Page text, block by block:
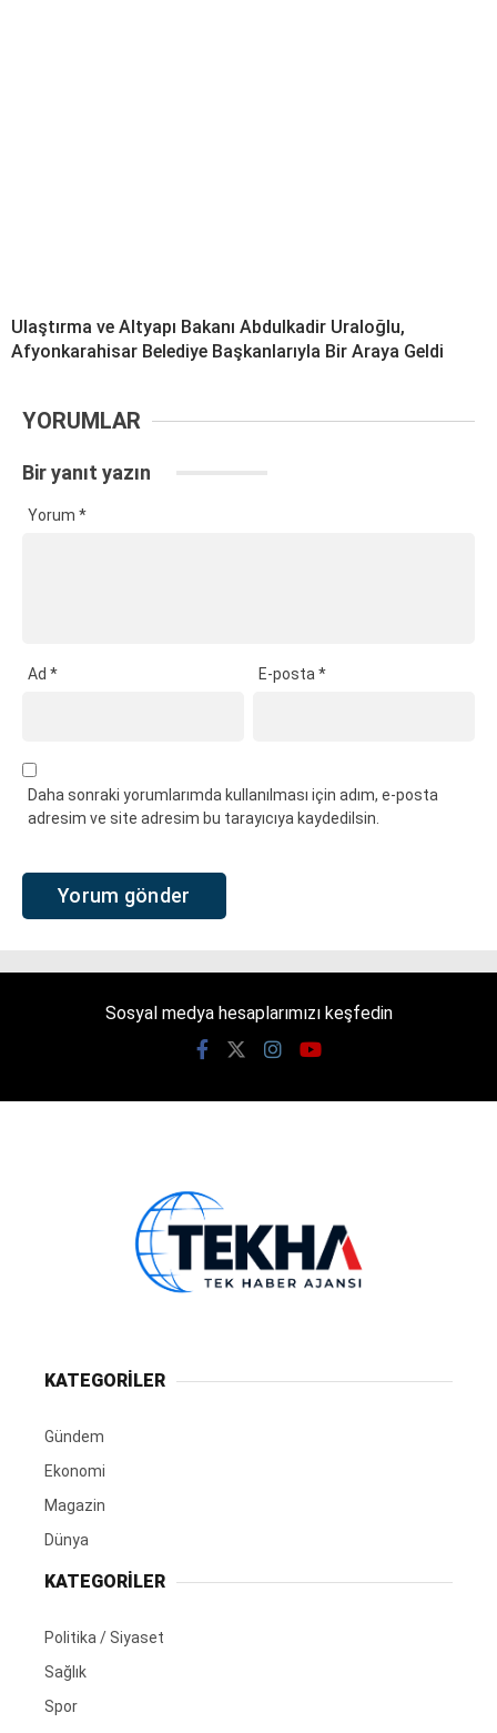
Ulaştırma ve Altyapı Bakanı Abdulkadir Uraloğlu,
Afyonkarahisar Belediye Başkanlarıyla Bir Araya Geldi
YORUMLAR
Bir yanıt yazın
Yorum *
Ad * E-posta*
Daha sonraki yorumlarımda kullanılması için adım, e-posta
adresim ve site adresim bu tarayıcıya kaydedilsin.
Sosyal medya hesaplarımızı keşfedin
KATEGORİLER
Gündem
Ekonomi
Magazin
Dünya
KATEGORİLER
Politika / Siyaset
Sağlık
Spor